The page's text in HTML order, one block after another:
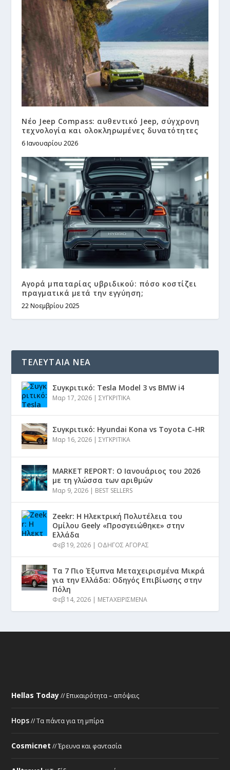
Νέο Jeep Compass: αυθεντικό Jeep, σύγχρονη
τεχνολογία και ολοκληρωμένες δυνατότητες
6 Ιανουαρίου 2026
Αγορά μπαταρίας υβριδικού: πόσο κοστίζει
πραγματικά μετά την εγγύηση;
22 Νοεμβρίου 2025
ΤΕΛΕΥΤΑΙΑ ΝΕΑ
Συγκριτικό: Tesla Model 3 vs BMW i4
Μαρ 17, 2026 |ΣΥΓΚΡΙΤΙΚΑ
Συγκριτικό: Hyundai Kona vs Toyota C-HR
Μαρ 16, 2026 |ΣΥΓΚΡΙΤΙΚΑ
MARKET REPORT: Ο Ιανουάριος του 2026
με τη γλώσσα των αριθμών
Μαρ 9, 2026 | BEST SELLERS
Zeekr: Η Ηλεκτρική Πολυτέλεια του
Ομίλου Geely «Προσγειώθηκε» στην
Ελλάδα
Φεβ 19, 2026 | ΟΔΗΓΟΣ ΑΓΟΡΑΣ
Τα 7 Πιο Έξυπνα Μεταχειρισμένα Μικρά
για την Ελλάδα: Οδηγός Επιβίωσης στην
Πόλη
Φεβ 14, 2026 | ΜΕΤΑΧΕΙΡΙΣΜΕΝΑ
Hellas Today// Επικαιρότητα – απόψεις
Hops// Τα πάντα για τη μπίρα
Cosmicnet // Έρευνα και φαντασία